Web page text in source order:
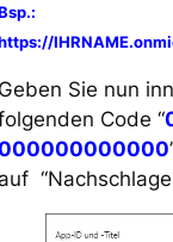
Sie nun
Code “